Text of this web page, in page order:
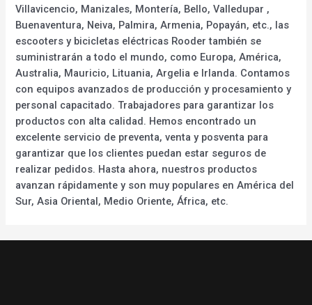
Villavicencio, Manizales, Montería, Bello, Valledupar ,
Buenaventura, Neiva, Palmira, Armenia, Popayán, etc., las
escooters y bicicletas eléctricas Rooder también se
suministrarán a todo el mundo, como Europa, América,
Australia, Mauricio, Lituania, Argelia e Irlanda. Contamos
con equipos avanzados de producción y procesamiento y
personal capacitado. Trabajadores para garantizar los
productos con alta calidad. Hemos encontrado un
excelente servicio de preventa, venta y posventa para
garantizar que los clientes puedan estar seguros de
realizar pedidos. Hasta ahora, nuestros productos
avanzan rápidamente y son muy populares en América del
Sur, Asia Oriental, Medio Oriente, África, etc.